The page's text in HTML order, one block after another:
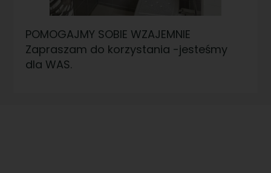
POMOGAJMY SOBIE WZAJEMNIE
Zapraszam do korzystania -jesteśmy
dla WAS.